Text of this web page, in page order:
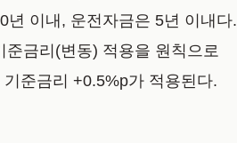
년 이내, 운전자금은 5년 이내다.
금리(변동) 적용을 원칙으로
준금리 +0.5%p가 적용된다.